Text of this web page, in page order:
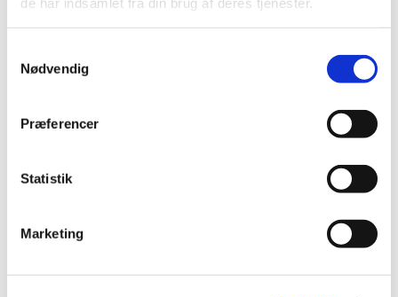
Nødvendig
Præferencer
Statistik
Marketing
2025 (13)
2023 (49)
september (5)
juni (1)
april (3)